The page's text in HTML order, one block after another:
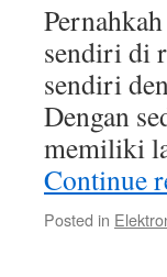
sendiri di
sendiri
Dengan
memiliki
Continue
Posted in